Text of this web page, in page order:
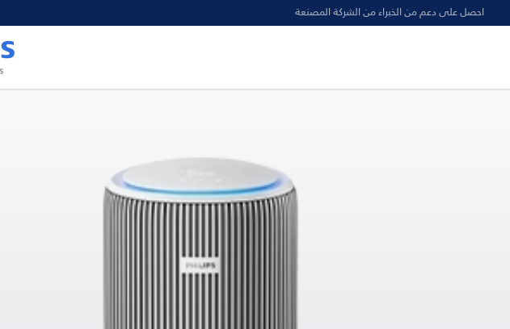
احصل على دعم من الخبراء من الشركة المصنعة